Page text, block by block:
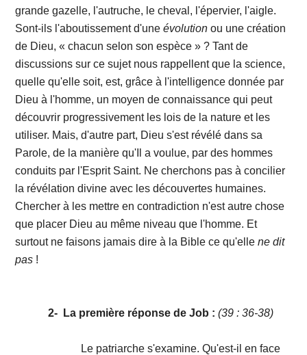
grande gazelle, l'autruche, le cheval, l'épervier, l'aigle.
Sont-ils l'aboutissement d'uneévolution ou une création
de Dieu, « chacun selon son espèce » ? Tant de
discussions sur ce sujet nous rappellent que la science,
quelle qu'elle soit, est, grâce à l'intelligence donnée par
Dieu à l'homme, un moyen de connaissance qui peut
découvrir progressivement les lois de la nature et les
utiliser. Mais, d'autre part, Dieu s'est révélé dans sa
Parole, de la manière qu'Il a voulue, par des hommes
conduits par l'Esprit Saint. Ne cherchons pas à concilier
la révélation divine avec les découvertes humaines.
Chercher à les mettre en contradiction n'est autre chose
que placer Dieu au même niveau que l'homme. Et
surtout ne faisons jamais dire à la Bible ce qu'ellene dit
pas !
2- La première réponse de Job :(39 : 36-38)
Le patriarche s'examine. Qu'est-il en face